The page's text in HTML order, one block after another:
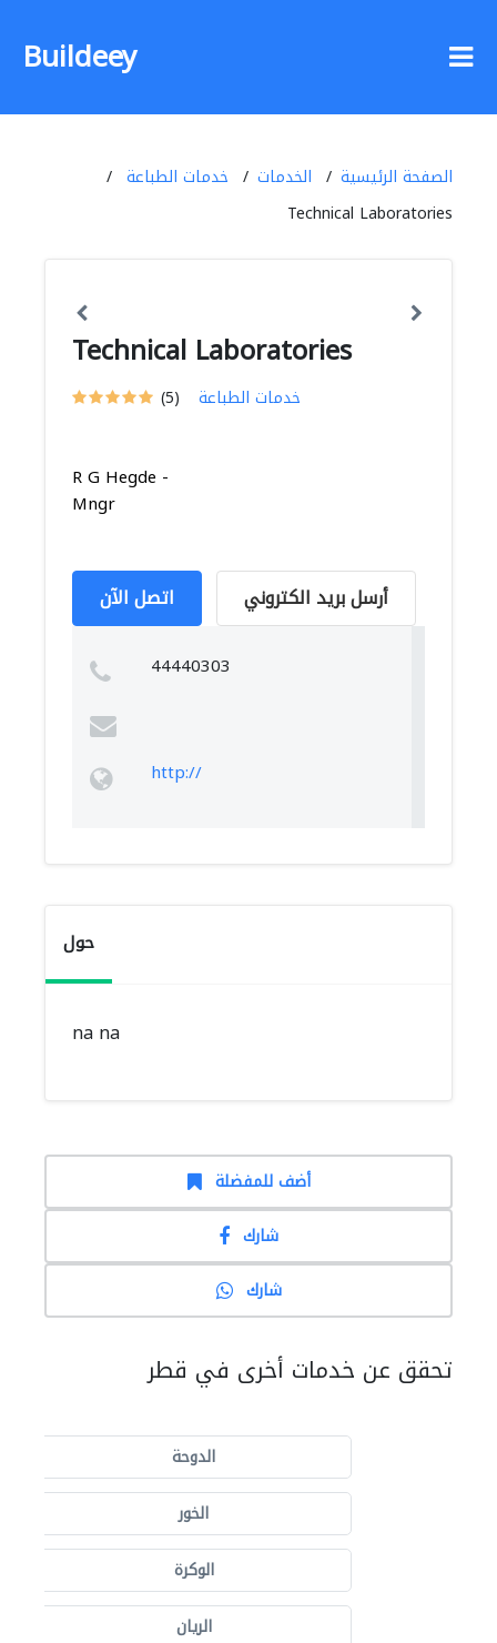
Buildeey
الصفحة الرئيسية الخدمات
خدمات الطباعة
Technical Laboratories
Technical Laboratories
(5) خدمات الطباعة
R G Hegde -
Mngr
اتصل الآن أرسل بريد الكتروني
44440303
http://
حول
na na
أضف للمفضلة
شارك
شارك
تحقق عن خدمات أخرى في قطر
الدوحة
الخور
الوكرة
الريان